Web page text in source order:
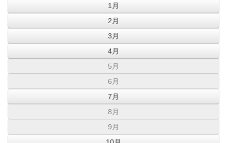
1月
2月
3月
4月
5月
6月
7月
8月
9月